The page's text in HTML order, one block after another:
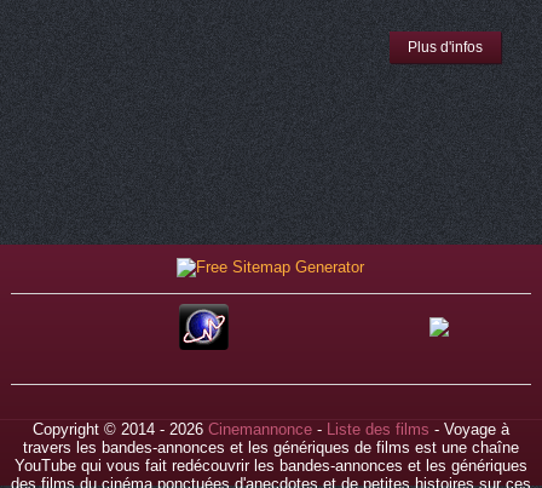
Plus d'infos
Copyright © 2014 - 2026 Cinemannonce- Liste des films - Voyage à
travers les bandes-annonces et les génériques de films est une chaîne
YouTube qui vous fait redécouvrir les bandes-annonces et les génériques
des films du cinéma ponctuées d'anecdotes et de petites histoires sur ces